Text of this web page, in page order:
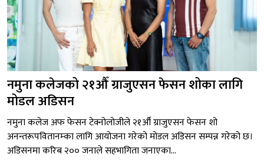
नमुना कलेजको २१औँ ग्राजुएसन फेसन शोका लागि
मोडल अडिसन
नमुना कलेज अफ फेसन टेक्नोलोजीले २१औँ ग्राजुएसन फेसन शो
अनन्तरूपवितानम्का लागि आयोजना गरेको मोडल अडिसन सम्पन्न गरेको छ।
अडिसनमा करिब २०० जनाले सहभागिता जनाएका...